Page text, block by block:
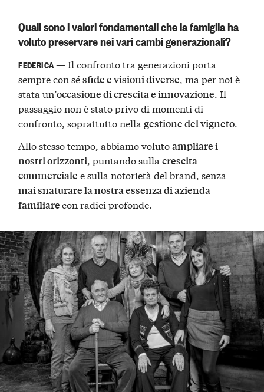
Quali sono i valori fondamentali che la famiglia ha
voluto preservare nei vari cambi generazionali?
FEDERICA— Il confronto tra generazioni porta
sempre con sésfide e visioni diverse, ma per noi è
stata un’occasione di crescita e innovazione. Il
passaggio non è stato privo di momenti di
confronto, soprattutto nellagestione del vigneto.
Allo stesso tempo, abbiamo volutoampliare i
nostri orizzonti, puntando sullacrescita
commerciale e sulla notorietà del brand, senza
mai snaturare la nostra essenza di azienda
familiarecon radici profonde.